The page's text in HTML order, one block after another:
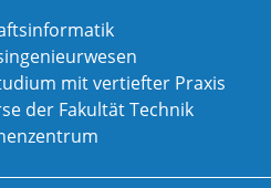
mit vertiefter Praxis
der Fakultät Technik